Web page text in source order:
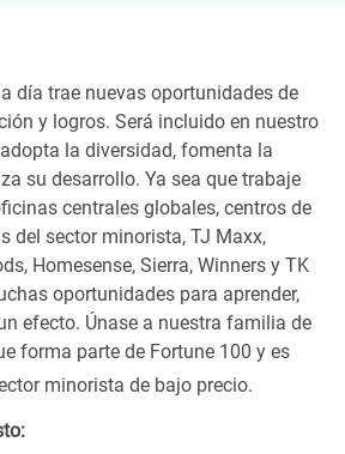
día trae nuevas oportunidades de
y logros. Será incluido en nuestro
la diversidad, fomenta la
su desarrollo. Ya sea que trabaje
centrales globales, centros de
del sector minorista, TJ Maxx,
Homesense, Sierra, Winners y TK
oportunidades para aprender,
efecto. Únase a nuestra familia de
forma parte de Fortune 100 y es
minorista de bajo precio.